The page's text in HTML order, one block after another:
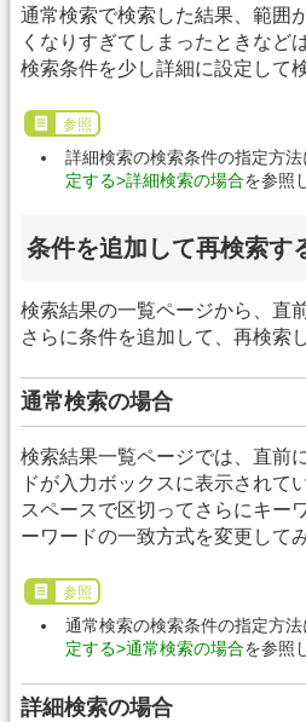
通常検索で検索した結果、範囲
くなりすぎてしまったときなど
検索条件を少し詳細に設定して
参照
詳細検索の検索条件の指定方法
定する>詳細検索の場合を参照
条件を追加して再検索す
検索結果の一覧ページから、直
さらに条件を追加して、再検索
通常検索の場合
検索結果一覧ページでは、直前
ドが入力ボックスに表示されて
スペースで区切ってさらにキー
ーワードの一致方式を変更して
参照
通常検索の検索条件の指定方法
定する>通常検索の場合を参照
詳細検索の場合